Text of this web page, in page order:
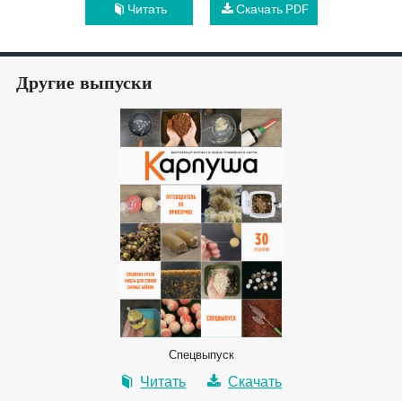
Читать Скачать PDF
Другие выпуски
Спецвыпуск
Читать Скачать